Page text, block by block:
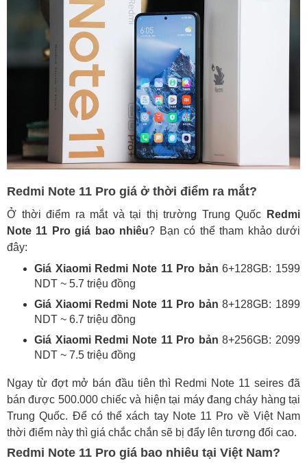
Redmi Note 11 Pro giá ở thời điểm ra mắt?
Ở thời điểm ra mắt và tại thị trường Trung Quốc
Redmi
Note 11 Pro giá bao nhiêu? Bạn có thể tham khảo dưới
đây:
Giá Xiaomi Redmi Note 11 Pro bản 6+128GB: 1599
NDT ~ 5.7 triệu đồng
Giá Xiaomi Redmi Note 11 Pro bản 8+128GB: 1899
NDT ~ 6.7 triệu đồng
Giá Xiaomi Redmi Note 11 Pro bản 8+256GB: 2099
NDT ~ 7.5 triệu đồng
Ngay từ đợt mở bán đầu tiên thì Redmi Note 11 seires đã
bán được 500.000 chiếc và hiện tại máy đang cháy hàng tại
Trung Quốc. Để có thể xách tay Note 11 Pro về Việt Nam
thời điểm này thì giá chắc chắn sẽ bị đẩy lên tương đối cao.
Redmi Note 11 Pro giá bao nhiêu tại Việt Nam?